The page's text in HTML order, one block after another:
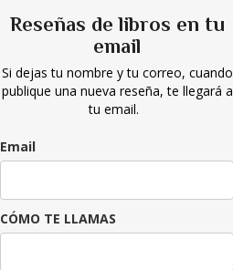
Reseñas de libros en tu
email
Si dejas tu nombre y tu correo, cuando
publique una nueva reseña, te llegará a
tu email.
Email
CÓMO TE LLAMAS